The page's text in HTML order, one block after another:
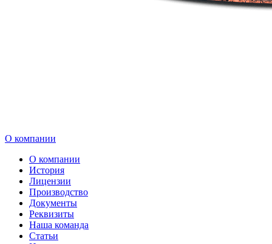
О компании
О компании
История
Лицензии
Производство
Документы
Реквизиты
Наша команда
Статьи